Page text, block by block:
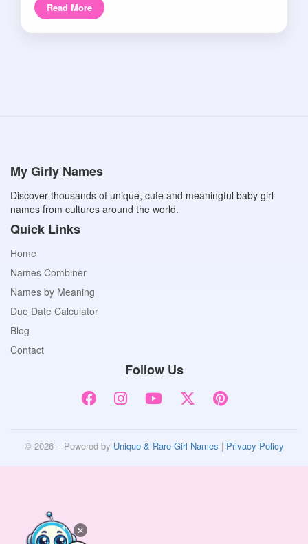
Read More
My Girly Names
Discover thousands of unique, cute and meaningful baby girl
names from cultures around the world.
Quick Links
Home
Names Combiner
Names by Meaning
Due Date Calculator
Blog
Contact
Follow Us
© 2026 – Powered by Unique & Rare Girl Names | Privacy Policy